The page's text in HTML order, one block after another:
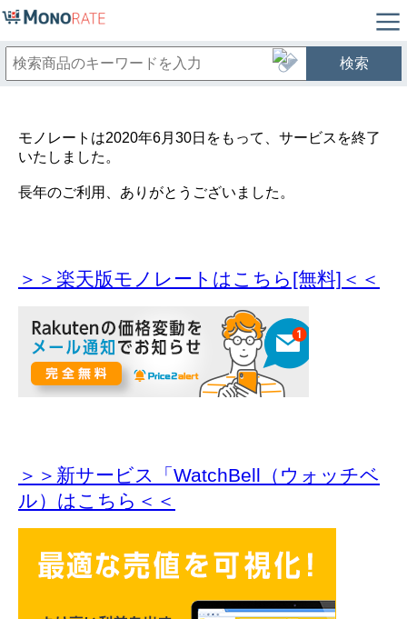
検索
モノレートは2020年6月30日をもって、サービスを終了
いたしました。
長年のご利用、ありがとうございました。
＞＞楽天版モノレートはこちら[無料]＜＜
＞＞新サービス「WatchBell（ウォッチベ
ル）はこちら＜＜